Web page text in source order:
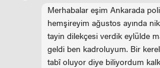
Merhabalar eşim Ankarada
hemşireyim ağustos ayında
tayin dilekçesi verdik eylülde
geldi ben kadroluyum. Bir
tabî oluyor diye biliyordum